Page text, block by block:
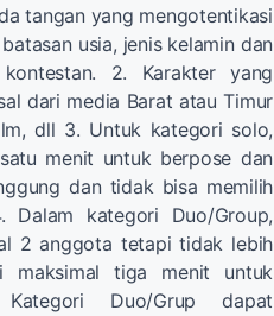
tangan yang mengotentikasi
usia, jenis kelamin dan
2. Karakter yang
dari media Barat atau Timur
dll 3. Untuk kategori solo,
menit untuk berpose dan
dan tidak bisa memilih
Dalam kategori Duo/Group,
2 anggota tetapi tidak lebih
maksimal tiga menit untuk
Duo/Grup dapat